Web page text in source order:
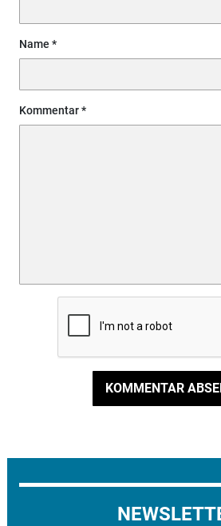
Name
Kommentar
KOMMENTAR